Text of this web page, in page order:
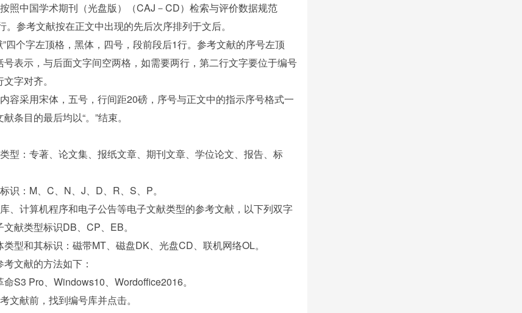
照中国学术期刊（光盘版）（CAJ－CD）检索与评价数据规范
。参考文献按在正文中出现的先后次序排列于文后。
”四个字左顶格，黑体，四号，段前段后1行。参考文献的序号左顶
号表示，与后面文字间空两格，如需要两行，第二行文字要位于编号
字对齐。
容采用宋体，五号，行间距20磅，序号与正文中的指示序号格式一
条目的最后均以“。”结束。
型：专著、论文集、报纸文章、期刊文章、学位论文、报告、标
识：M、C、N、J、D、R、S、P。
、计算机程序和电子公告等电子文献类型的参考文献，以下列双字
献类型标识DB、CP、EB。
类型和其标识：磁带MT、磁盘DK、光盘CD、联机网络OL。
文献的方法如下：
S3 Pro、Windows10、Wordoffice2016。
文献前，找到编号库并点击。